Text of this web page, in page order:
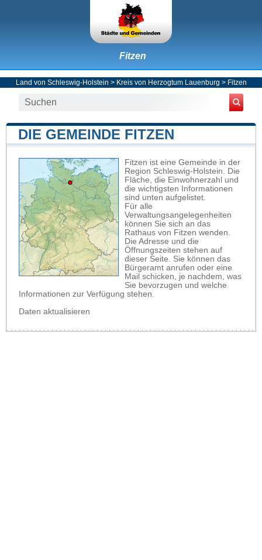
Fitzen
Land von Schleswig-Holstein > Kreis von Herzogtum Lauenburg > Fitzen
DIE GEMEINDE FITZEN
Fitzen ist eine Gemeinde in der
Region Schleswig-Holstein. Die
Fläche, die Einwohnerzahl und
die wichtigsten Informationen
sind unten aufgelistet.
Für alle
Verwaltungsangelegenheiten
können Sie sich an das
Rathaus von Fitzen wenden.
Die Adresse und die
Öffnungszeiten stehen auf
dieser Seite. Sie können das
Bürgeramt anrufen oder eine
Mail schicken, je nachdem, was
Sie bevorzugen und welche
Informationen zur Verfügung stehen.
Daten aktualisieren